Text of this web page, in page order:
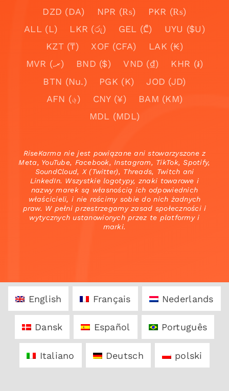
DZD (DA)
NPR (₨)
PKR (₨)
ALL (L)
LKR (රු) GEL (₾)
UYU ($U)
KZT (₸)
XOF (CFA)
LAK (₭)
MVR (.ރ)
BND ($) VND (₫)
KHR (៛)
BTN (Nu.)
PGK (K)
JOD (JD)
AFN (؋)
CNY (¥)
BAM (KM)
MDL (MDL)
RiseKarma nie jest powiązane ani stowarzyszone z
Meta, YouTube, Facebook, Instagram, TikTok, Spotify,
SoundCloud, X (Twitter), Threads, Twitch ani
LinkedIn. Wszystkie logotypy, znaki towarowe i
nazwy marek są własnością ich odpowiednich
właścicieli, i nie rościmy sobie do nich żadnych
praw. W pełni przestrzegamy zasad społeczności i
wytycznych ustanowionych przez te platformy i
marki.
English Français Nederlands
Dansk Español Português
Italiano Deutsch polski